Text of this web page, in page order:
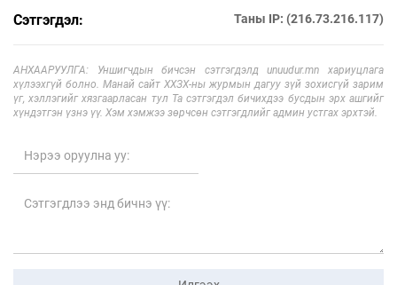
Сэтгэгдэл: Таны IP: (216.73.216.117)
АНХААРУУЛГА: Уншигчдын бичсэн сэтгэгдэлд unuudur.mn хариуцлага
хүлээхгүй болно. Манай сайт ХХЗХ-ны журмын дагуу зүй зохисгүй зарим
үг, хэллэгийг хязгаарласан тул Та сэтгэгдэл бичихдээ бусдын эрх ашгийг
хүндэтгэн үзнэ үү. Хэм хэмжээ зөрчсөн сэтгэгдлийг админ устгах эрхтэй.